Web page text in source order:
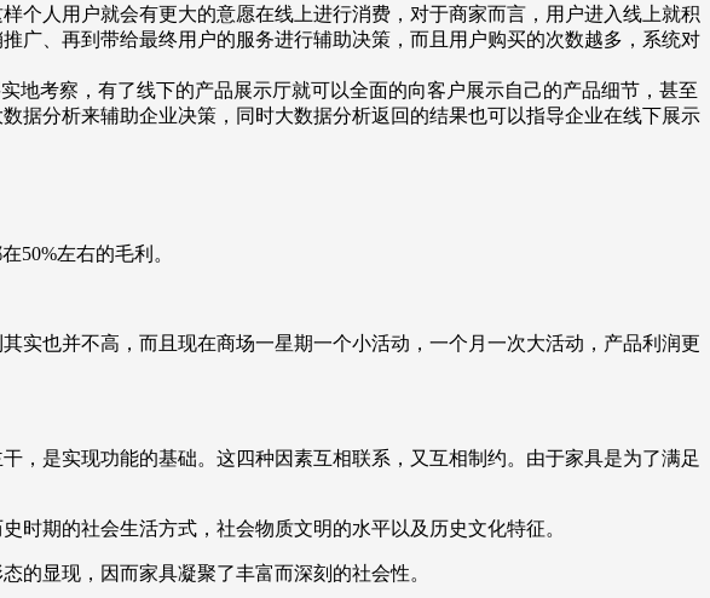
个人用户就会有更大的意愿在线上进行消费，对于商家而言，用户进入线上就积
广、再到带给最终用户的服务进行辅助决策，而且用户购买的次数越多，系统对
地考察，有了线下的产品展示厅就可以全面的向客户展示自己的产品细节，甚至
据分析来辅助企业决策，同时大数据分析返回的结果也可以指导企业在线下展示
50%左右的毛利。
实也并不高，而且现在商场一星期一个小活动，一个月一次大活动，产品利润更
，是实现功能的基础。这四种因素互相联系，又互相制约。由于家具是为了满足
时期的社会生活方式，社会物质文明的水平以及历史文化特征。
的显现，因而家具凝聚了丰富而深刻的社会性。